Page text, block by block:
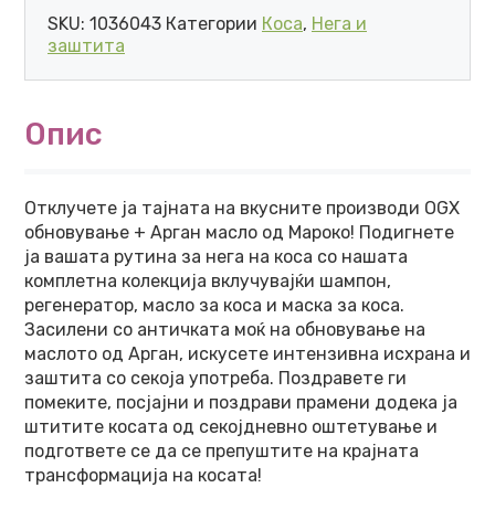
SKU: 1036043 Категории Коса, Нега и
заштита
Опис
Отклучете ја тајната на вкусните производи OGX
обновување + Арган масло од Мароко! Подигнете
ја вашата рутина за нега на коса со нашата
комплетна колекција вклучувајќи шампон,
регенератор, масло за коса и маска за коса.
Засилени со античката моќ на обновување на
маслото од Арган, искусете интензивна исхрана и
заштита со секоја употреба. Поздравете ги
помеките, посјајни и поздрави прамени додека ја
штитите косата од секојдневно оштетување и
подгответе се да се препуштите на крајната
трансформација на косата!